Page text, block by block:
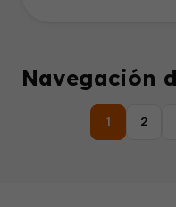
Navegación
1 2